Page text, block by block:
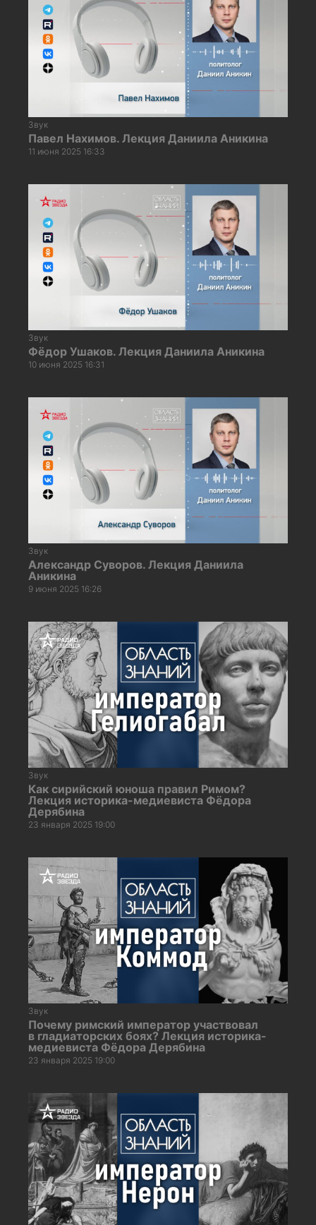
Звук
Павел Нахимов. Лекция Даниила Аникина
11 июня 2025 16:33
Звук
Фёдор Ушаков. Лекция Даниила Аникина
10 июня 2025 16:31
Звук
Александр Суворов. Лекция Даниила
Аникина
9 июня 2025 16:26
Звук
Как сирийский юноша правил Римом?
Лекция историка-медиевиста Фёдора
Дерябина
23 января 2025 19:00
Звук
Почему римский император участвовал
в гладиаторских боях? Лекция историка-
медиевиста Фёдора Дерябина
23 января 2025 19:00